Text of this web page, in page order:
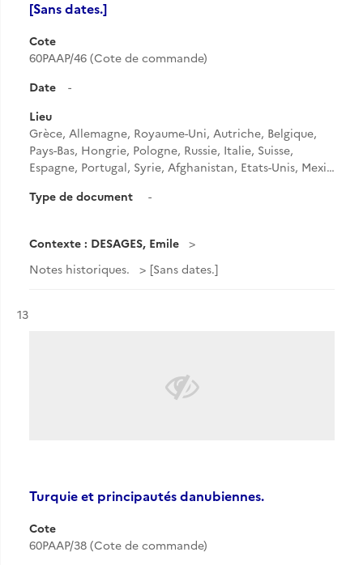
[Sans dates.]
Cote
60PAAP/46 (Cote de commande)
Date
-
Lieu
Grèce, Allemagne, Royaume-Uni, Autriche, Belgique,
Pays-Bas, Hongrie, Pologne, Russie, Italie, Suisse,
Espagne, Portugal, Syrie, Afghanistan, Etats-Unis, Mexi…
Type de document
-
Contexte : DESAGES, Emile
Notes historiques.
[Sans dates.]
Résultat n°
13
Turquie et principautés danubiennes.
Cote
60PAAP/38 (Cote de commande)